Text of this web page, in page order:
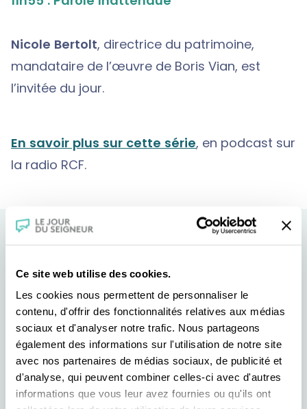
Ce site web utilise des cookies.
Les cookies nous permettent de personnaliser le
contenu, d'offrir des fonctionnalités relatives aux médias
sociaux et d'analyser notre trafic. Nous partageons
également des informations sur l'utilisation de notre site
avec nos partenaires de médias sociaux, de publicité et
d'analyse, qui peuvent combiner celles-ci avec d'autres
informations que vous leur avez fournies ou qu'ils ont
Nicole Bertolt, directrice du patrimoine,
mandataire de l’œuvre de Boris Vian, est
l’invitée du jour.
En savoir plus sur cette série, en podcast sur
la radio RCF.